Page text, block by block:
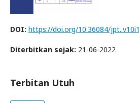
DOI: https://doi.org/10.36084/jpt..v10i1
Diterbitkan sejak: 21-06-2022
Terbitan Utuh